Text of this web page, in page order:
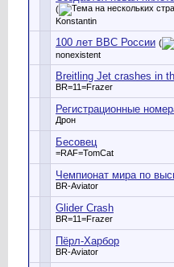
(
Konstantin
100 лет ВВС России (
nonexistent
Breitling Jet crashes in
BR=11=Frazer
Регистрационные
Дрон
Бесовец
=RAF=TomCat
Чемпионат мира по
BR-Aviator
Glider Crash
BR=11=Frazer
Пёрл-Харбор
BR-Aviator